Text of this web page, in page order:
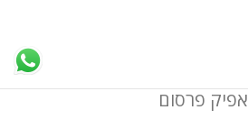
אפיק פרסום